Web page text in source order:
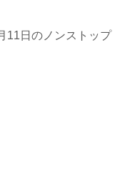
11日のノンストップ